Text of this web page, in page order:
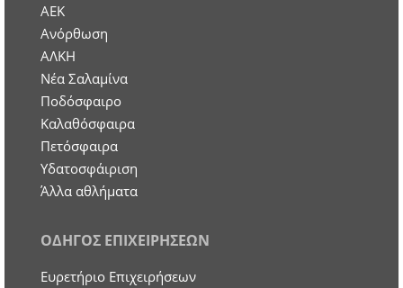
ΑΕΚ
Ανόρθωση
ΑΛΚΗ
Νέα Σαλαμίνα
Ποδόσφαιρο
Καλαθόσφαιρα
Πετόσφαιρα
Υδατοσφάιριση
Άλλα αθλήματα
ΟΔΗΓΟΣ ΕΠΙΧΕΙΡΗΣΕΩΝ
Ευρετήριο Επιχειρήσεων